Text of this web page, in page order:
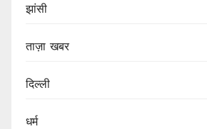
झांसी
ताज़ा खबर
दिल्ली
धर्म